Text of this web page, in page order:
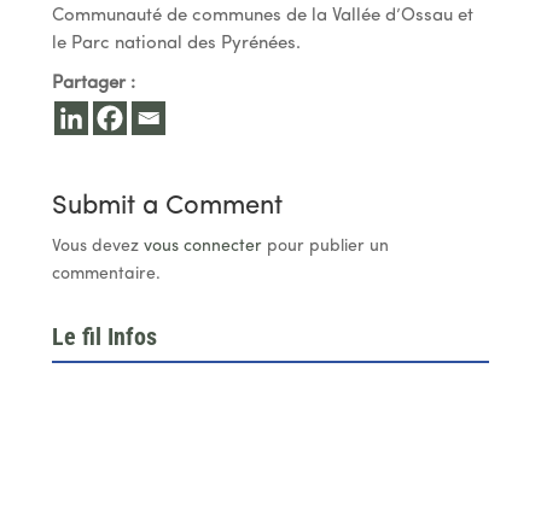
Communauté de communes de la Vallée d’Ossau et
le Parc national des Pyrénées.
Partager :
Submit a Comment
Vous devez vous connecterpour publier un
commentaire.
Le fil Infos